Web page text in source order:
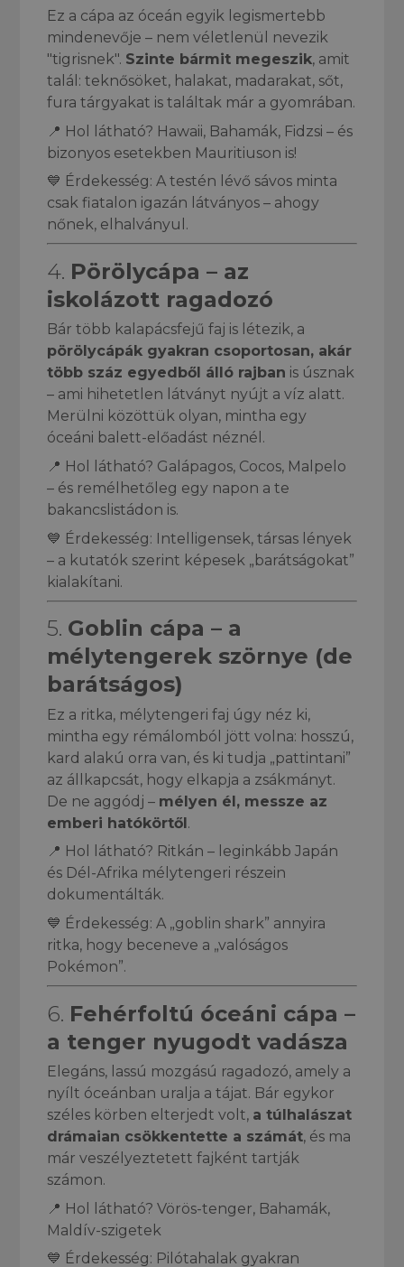
Ez a cápa az óceán egyik legismertebb
mindenevője – nem véletlenül nevezik
"tigrisnek". Szinte bármit megeszik, amit
talál: teknősöket, halakat, madarakat, sőt,
fura tárgyakat is találtak már a gyomrában.
📍 Hol látható? Hawaii, Bahamák, Fidzsi – és
bizonyos esetekben Mauritiuson is!
💙 Érdekesség: A testén lévő sávos minta
csak fiatalon igazán látványos – ahogy
nőnek, elhalványul.
4. Pörölycápa – az
iskolázott ragadozó
Bár több kalapácsfejű faj is létezik, a
pörölycápák gyakran csoportosan, akár
több száz egyedből álló rajban is úsznak
– ami hihetetlen látványt nyújt a víz alatt.
Merülni közöttük olyan, mintha egy
óceáni balett-előadást néznél.
📍 Hol látható? Galápagos, Cocos, Malpelo
– és remélhetőleg egy napon a te
bakancslistádon is.
💙 Érdekesség: Intelligensek, társas lények
– a kutatók szerint képesek „barátságokat”
kialakítani.
5. Goblin cápa – a
mélytengerek szörnye (de
barátságos)
Ez a ritka, mélytengeri faj úgy néz ki,
mintha egy rémálomból jött volna: hosszú,
kard alakú orra van, és ki tudja „pattintani”
az állkapcsát, hogy elkapja a zsákmányt.
De ne aggódj – mélyen él, messze az
emberi hatókörtől.
📍 Hol látható? Ritkán – leginkább Japán
és Dél-Afrika mélytengeri részein
dokumentálták.
💙 Érdekesség: A „goblin shark” annyira
ritka, hogy beceneve a „valóságos
Pokémon”.
6. Fehérfoltú óceáni cápa –
a tenger nyugodt vadásza
Elegáns, lassú mozgású ragadozó, amely a
nyílt óceánban uralja a tájat. Bár egykor
széles körben elterjedt volt, a túlhalászat
drámaian csökkentette a számát, és ma
már veszélyeztetett fajként tartják
számon.
📍 Hol látható? Vörös-tenger, Bahamák,
Maldív-szigetek
💙 Érdekesség: Pilótahalak gyakran